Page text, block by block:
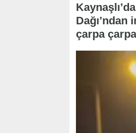
çarpa